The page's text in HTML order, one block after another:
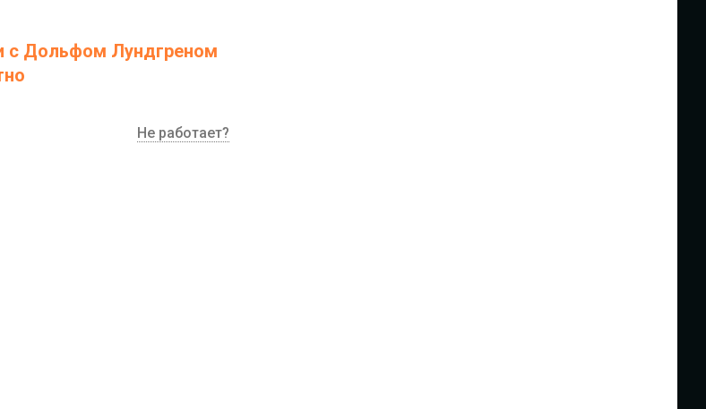
и самолетов-невидимок.
с Дольфом Лундгреном
Не работает?